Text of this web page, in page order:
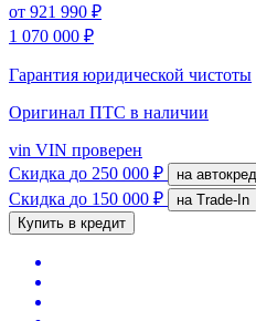
от 921 990 ₽
1 070 000 ₽
Гарантия юридической чистоты
Оригинал ПТС в наличии
vin VIN проверен
Скидка до 250 000 ₽ на
Скидка до 150 000 ₽
на Trade-In
Купить в кредит